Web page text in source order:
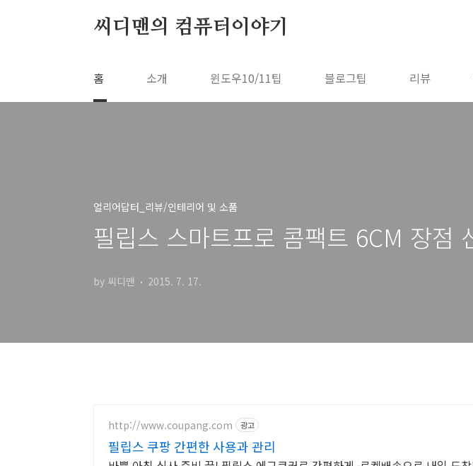
씨디맨의 컴퓨터이야기
홈 소개 윈도우10/11팁 블로그팁 리뷰
얼리어답터_리뷰/인테리어 및 소품
필립스 스마트프로 콤팩트 6CM 장점
by 씨디맨 2015. 7. 17.
http://www.coupang.com 광고
필립스 쿠팡 간편한 사용과 관리